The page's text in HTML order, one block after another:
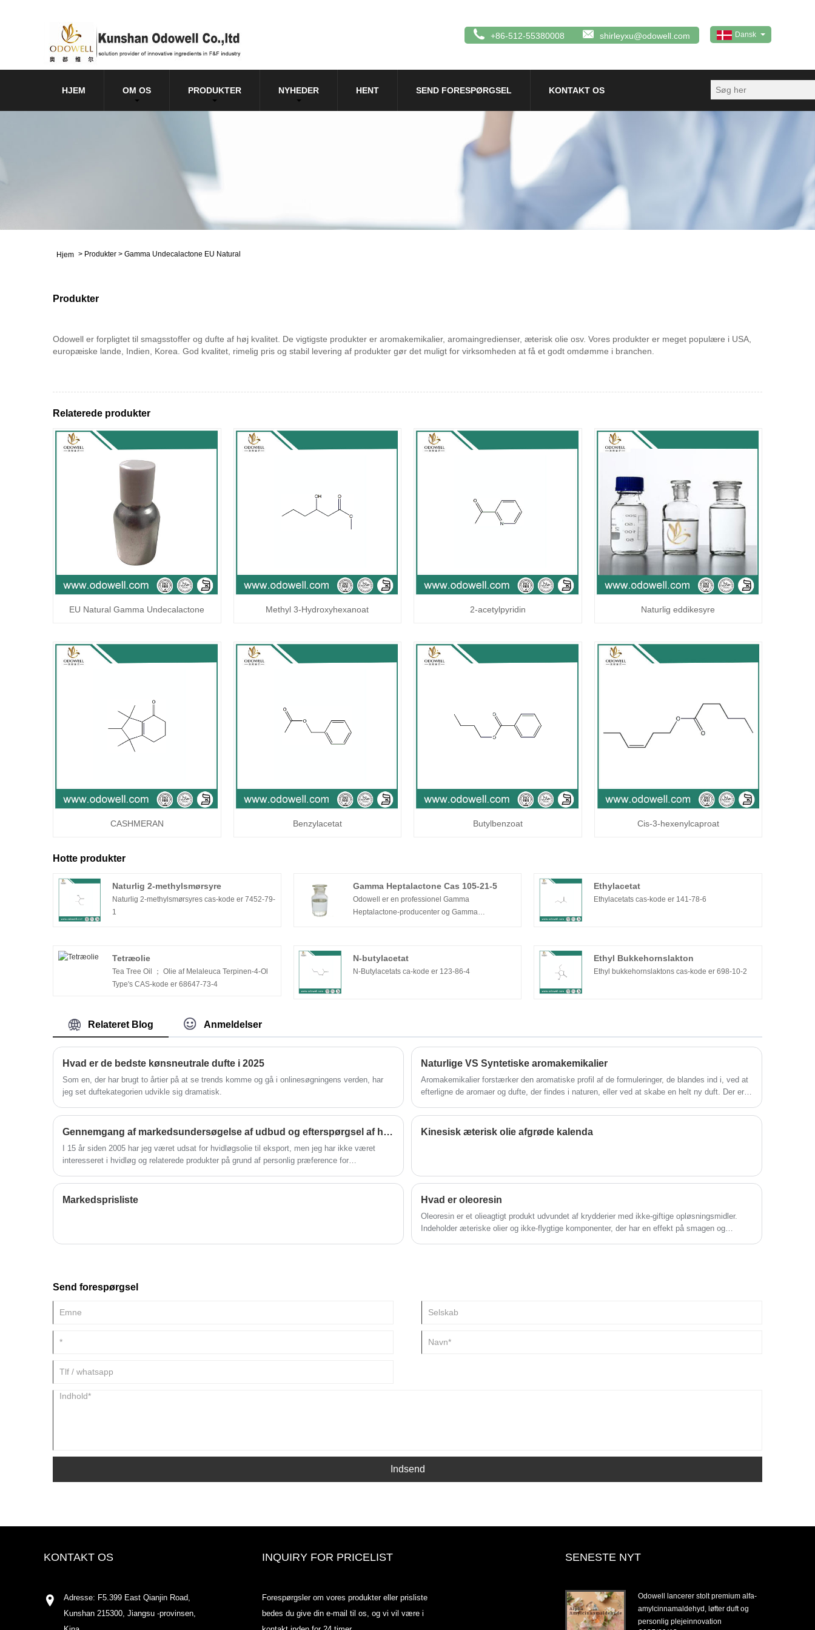
Dansk
+86-512-55380008 shirleyxu@odowell.com
HJEM OM OS PRODUKTER NYHEDER HENT SEND FORESPØRGSEL KONTAKT OS
Hjem > Produkter > Gamma Undecalactone EU Natural
Produkter
Odowell er forpligtet til smagsstoffer og dufte af høj kvalitet. De vigtigste produkter er aromakemikalier, aromaingredienser, æterisk olie osv. Vores produkter er meget populære i USA,
europæiske lande, Indien, Korea. God kvalitet, rimelig pris og stabil levering af produkter gør det muligt for virksomheden at få et godt omdømme i branchen.
Relaterede produkter
EU Natural Gamma Undecalactone Methyl 3-Hydroxyhexanoat 2-acetylpyridin Naturlig eddikesyre
CASHMERAN Benzylacetat Butylbenzoat Cis-3-hexenylcaproat
Hotte produkter
Naturlig 2-methylsmørsyre
Naturlig 2-methylsmørsyres cas-kode er 7452-79-
1
Gamma Heptalactone Cas 105-21-5
Odowell er en professionel Gamma
Heptalactone-producenter og Gamma
ny teknologi for at opfylde parfumørers og
smagsproducenters voksende stræben efter
tons om året og populær på europæiske og
amerikanske markeder.
Ethylacetat
Ethylacetats cas-kode er 141-78-6
Tetræolie
Tea Tree Oil ； Olie af Melaleuca Terpinen-4-Ol
Type's CAS-kode er 68647-73-4
N-butylacetat
N-Butylacetats ca-kode er 123-86-4
Ethyl Bukkehornslakton
Ethyl bukkehornslaktons cas-kode er 698-10-2
Relateret Blog Anmeldelser
Hvad er de bedste kønsneutrale dufte i 2025
Som en, der har brugt to årtier på at se trends komme og gå i onlinesøgningens verden, har
jeg set duftekategorien udvikle sig dramatisk.
Naturlige VS Syntetiske aromakemikalier
Aromakemikalier forstærker den aromatiske profil af de formuleringer, de blandes ind i, ved at
efterligne de aromaer og dufte, der findes i naturen, eller ved at skabe en helt ny duft. Der er
Gennemgang af markedsundersøgelse af udbud og efterspørgsel af hvidløg i 2020
I 15 år siden 2005 har jeg været udsat for hvidløgsolie til eksport, men jeg har ikke været
interesseret i hvidløg og relaterede produkter på grund af personlig præference for
Kinesisk æterisk olie afgrøde kalenda
Markedsprisliste Hvad er oleoresin
Oleoresin er et olieagtigt produkt udvundet af krydderier med ikke-giftige opløsningsmidler.
Indeholder æteriske olier og ikke-flygtige komponenter, der har en effekt på smagen og
Send forespørgsel
Indsend
KONTAKT OS
Adresse: F5.399 East Qianjin Road,
Kunshan 215300, Jiangsu -provinsen,
INQUIRY FOR PRICELIST
Forespørgsler om vores produkter eller prisliste
bedes du give din e-mail til os, og vi vil være i
SENESTE NYT
Odowell lancerer stolt premium alfa-
amylcinnamaldehyd, løfter duft og
personlig plejeinnovation